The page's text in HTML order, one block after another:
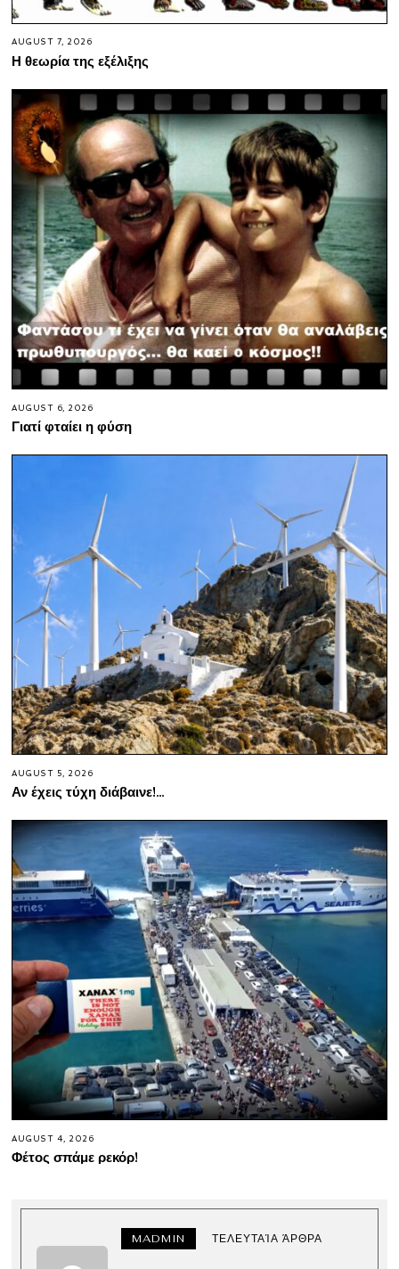
AUGUST 7, 2026
Η θεωρία της εξέλιξης
AUGUST 6, 2026
Γιατί φταίει η φύση
AUGUST 5, 2026
Αν έχεις τύχη διάβαινε!…
AUGUST 4, 2026
Φέτος σπάμε ρεκόρ!
MADMIN ΤΕΛΕΥΤΑΊΑ ΆΡΘΡΑ